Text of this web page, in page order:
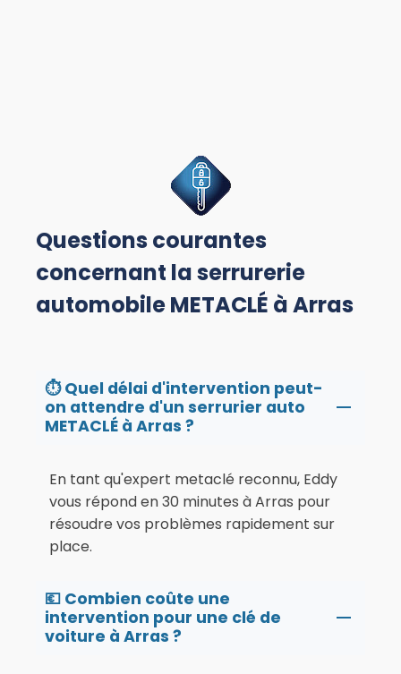
Questions courantes
concernant la serrurerie
automobile METACLÉ à Arras
⏱️ Quel délai d'intervention peut-
on attendre d'un serrurier auto
METACLÉ à Arras ?
En tant qu'expert metaclé reconnu, Eddy
vous répond en 30 minutes à Arras pour
résoudre vos problèmes rapidement sur
place.
💶 Combien coûte une
intervention pour une clé de
voiture à Arras ?